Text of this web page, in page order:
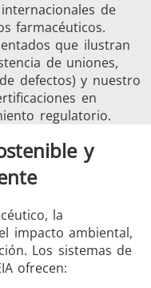
de
farmacéuticos.
que ilustran
de uniones,
defectos) y nuestro
en
regulatorio.
y
la
impacto ambiental,
Los sistemas de
ofrecen: